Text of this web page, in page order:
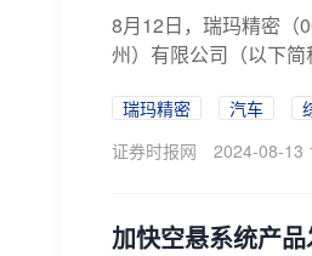
8月12日，瑞玛精密（
州）有限公司（以下简
瑞玛精密 汽车
证券时报网
2024-08-13
加快空悬系统产